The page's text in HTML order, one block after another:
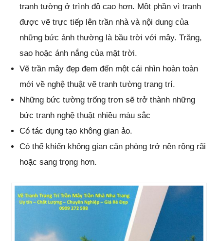
tranh tường ở trình độ cao hơn. Một phần vì tranh
được vẽ trực tiếp lên trần nhà và nội dung của
những bức ảnh thường là bầu trời với mây. Trăng,
sao hoặc ánh nắng của mặt trời.
Vẽ trần mây đẹp đem đến một cái nhìn hoàn toàn
mới về nghệ thuật vẽ tranh tường trang trí.
Những bức tường trống trơn sẽ trở thành những
bức tranh nghệ thuật nhiều màu sắc
Có tác dụng tạo không gian ảo.
Có thể khiến không gian căn phòng trở nên rộng rãi
hoặc sang trọng hơn.